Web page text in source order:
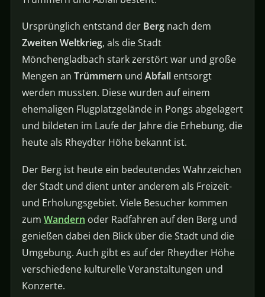
Ursprünglich entstand der Berg nach dem
Zweiten Weltkrieg, als die Stadt
Mönchengladbach stark zerstört war und große
Mengen an Trümmern und Abfall entsorgt
werden mussten. Diese wurden auf einem
ehemaligen Flugplatzgelände in Pongs abgelagert
und bildeten im Laufe der Jahre die Erhebung, die
heute als Rheydter Höhe bekannt ist.
Der Berg ist heute ein bedeutendes Wahrzeichen
der Stadt und dient unter anderem als Freizeit-
und Erholungsgebiet. Viele Besucher kommen
zum Wandern oder Radfahren auf den Berg und
genießen dabei den Blick über die Stadt und die
Umgebung. Auch gibt es auf der Rheydter Höhe
verschiedene kulturelle Veranstaltungen und
Konzerte.